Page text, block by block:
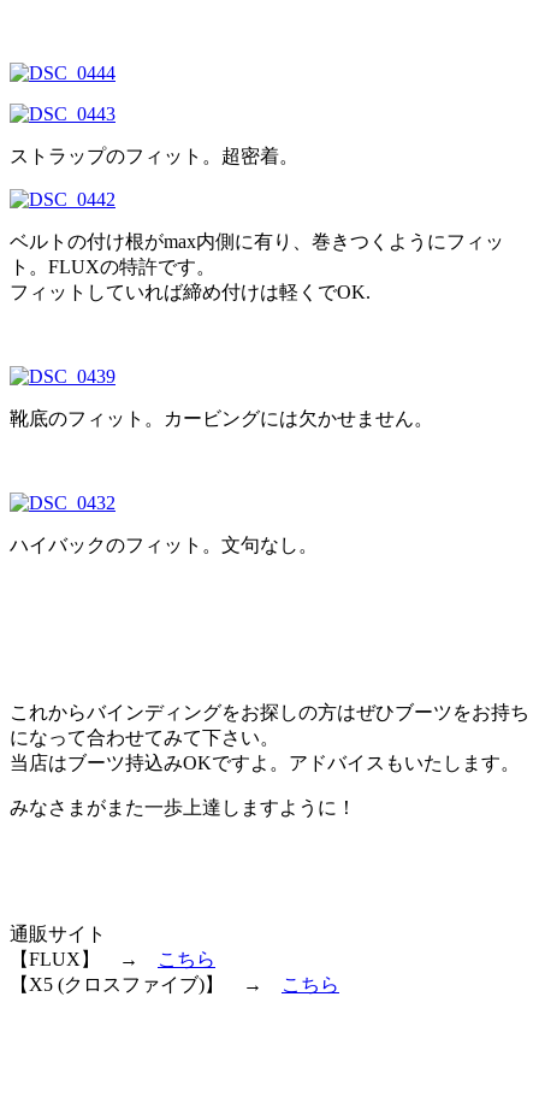
ストラップのフィット。超密着。
ベルトの付け根がmax内側に有り、巻きつくようにフィッ
ト。FLUXの特許です。
フィットしていれば締め付けは軽くでOK.
靴底のフィット。カービングには欠かせません。
ハイバックのフィット。文句なし。
これからバインディングをお探しの方はぜひブーツをお持ち
になって合わせてみて下さい。
当店はブーツ持込みOKですよ。アドバイスもいたします。
みなさまがまた一歩上達しますように！
通販サイト
【FLUX】 →
こちら
【X5 (クロスファイブ)】 →
こちら